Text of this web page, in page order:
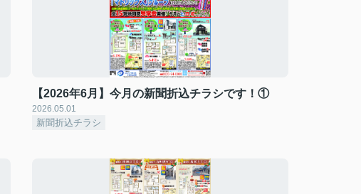
【2026年6月】今月の新聞折込チラシです！①
2026.05.01
新聞折込チラシ